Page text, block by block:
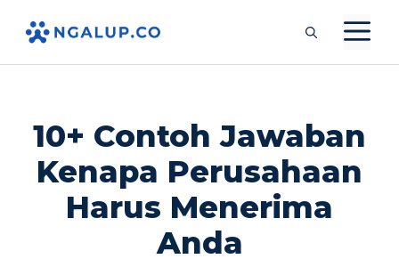
isi
10+ Contoh Jawaban
Kenapa Perusahaan
Harus Menerima
Anda